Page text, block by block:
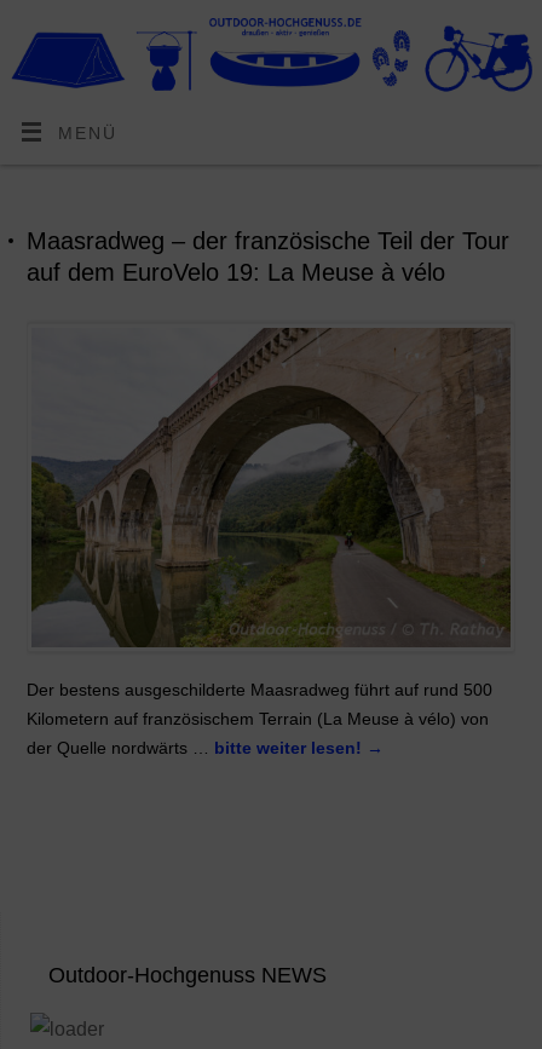
MENÜ
Maasradweg – der französische Teil der Tour
auf dem EuroVelo 19: La Meuse à vélo
Der bestens ausgeschilderte Maasradweg führt auf rund 500
Kilometern auf französischem Terrain (La Meuse à vélo) von
der Quelle nordwärts … bitte weiter lesen! →
Outdoor-Hochgenuss NEWS